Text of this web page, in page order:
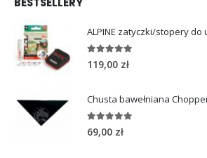
4.96out of 5
119,00 zł
5.00out of 5
69,00 zł